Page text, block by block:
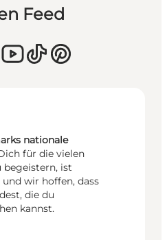
Feed
nationale
für die vielen
begeistern, ist
wir hoffen, dass
die du
kannst.